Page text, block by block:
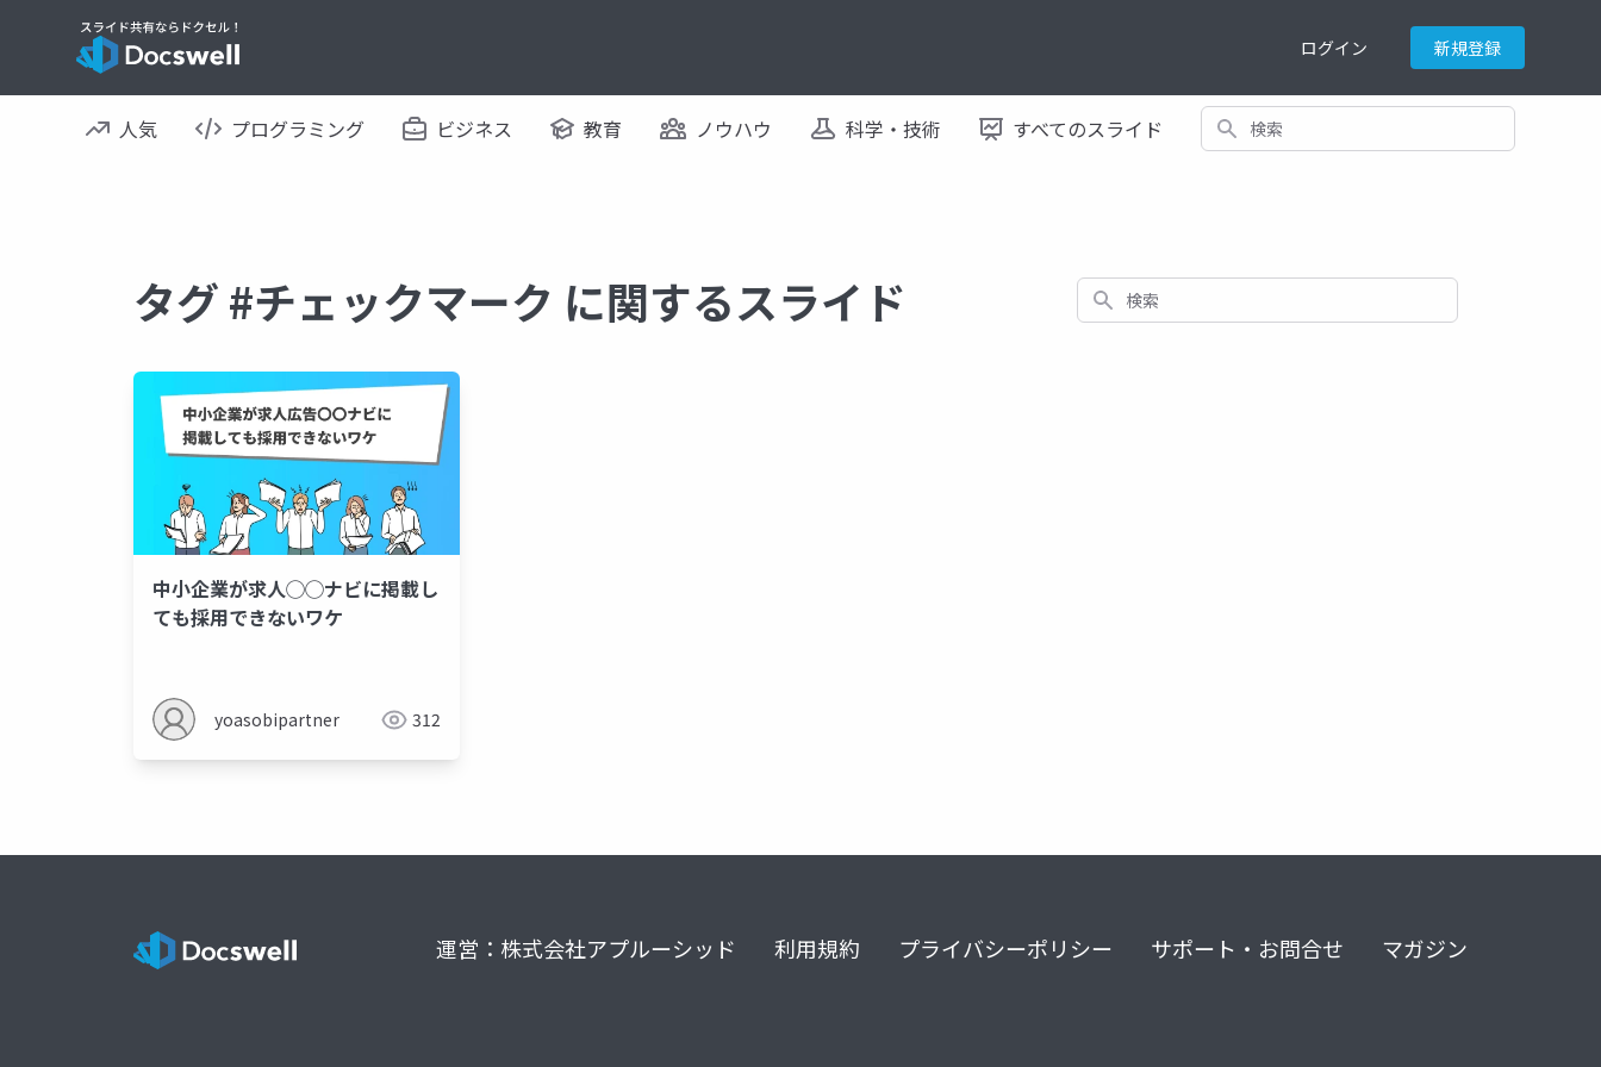
ログイン 新規登録
人気 プログラミング ビジネス 教育 ノウハウ 科学・技術 すべてのスライド 検索
タグ #チェックマーク に関するスライド 検索
中小企業が求人◯◯ナビに掲載し
ても採用できないワケ
yoasobipartner 312
運営：株式会社アプルーシッド 利用規約 プライバシーポリシー サポート・お問合せ マガジン